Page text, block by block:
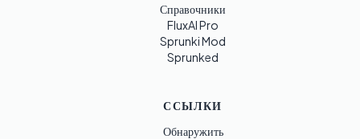
Справочники
FluxAI Pro
Sprunki Mod
Sprunked
ССЫЛКИ
Обнаружить